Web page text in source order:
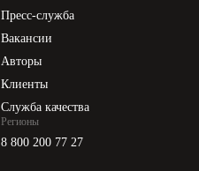
Пресс-служба
Вакансии
Авторы
Клиенты
Служба качества
Регионы
8 800 200 77 27